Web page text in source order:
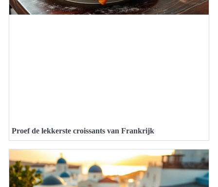
Proef de lekkerste croissants van Frankrijk